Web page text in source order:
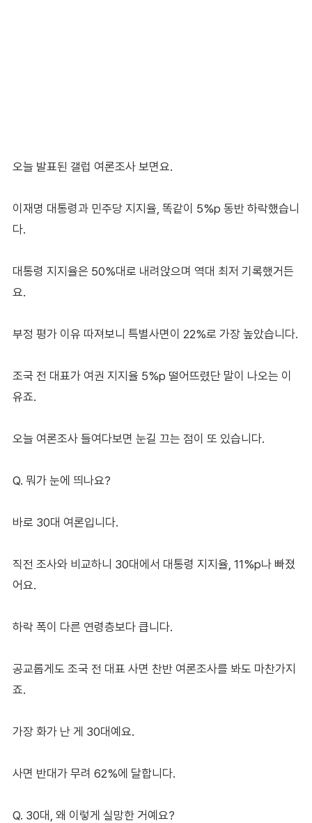
오늘 발표된 갤럽 여론조사 보면요.
이재명 대통령과 민주당 지지율, 똑같이 5%p 동반 하락했습니
다.
대통령 지지율은 50%대로 내려앉으며 역대 최저 기록했거든
요.
부정 평가 이유 따져보니 특별사면이 22%로 가장 높았습니다.
조국 전 대표가 여권 지지율 5%p 떨어뜨렸단 말이 나오는 이
유죠.
오늘 여론조사 들여다보면 눈길 끄는 점이 또 있습니다.
Q. 뭐가 눈에 띄나요?
바로 30대 여론입니다.
직전 조사와 비교하니 30대에서 대통령 지지율, 11%p나 빠졌
어요.
하락 폭이 다른 연령층보다 큽니다.
공교롭게도 조국 전 대표 사면 찬반 여론조사를 봐도 마찬가지
죠.
가장 화가 난 게 30대예요.
사면 반대가 무려 62%에 달합니다.
Q. 30대, 왜 이렇게 실망한 거예요?